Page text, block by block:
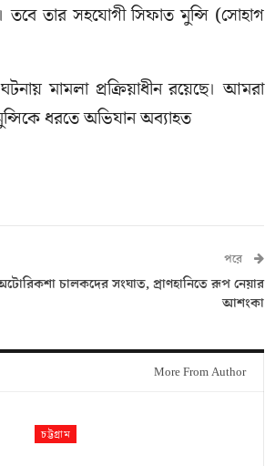
তার সহযোগী সিফাত মুন্সি (সোহাগ
মামলা প্রক্রিয়াধীন রয়েছে। আমরা
ধরতে অভিযান অব্যাহত
পরে
চালকদের সংঘাত, প্রাণহানিতে রূপ নেয়ার
আশংকা
More From Author
চট্টগ্রাম